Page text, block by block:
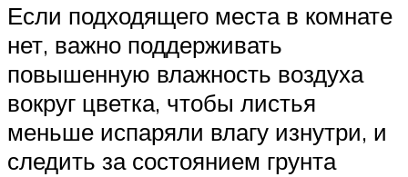
Если подходящего места в комнате
нет, важно поддерживать
повышенную влажность воздуха
вокруг цветка, чтобы листья
меньше испаряли влагу изнутри, и
следить за состоянием грунта